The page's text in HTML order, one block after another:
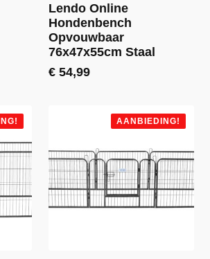
Lendo Online
Hondenbench
Opvouwbaar
76x47x55cm Staal
€ 54,99
AANBIEDING!